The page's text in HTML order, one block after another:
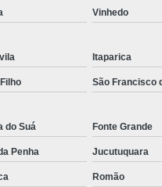
de Carros e
de Carros Via Satélite
de Frotas
de Frotas
Vinhedo
Itaparica
São Francisco
do Suá Fonte Grande
Penha Jucutuquara
Romão